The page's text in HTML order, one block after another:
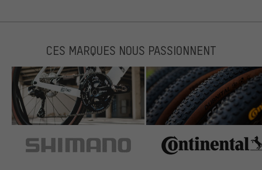
CES MARQUES NOUS PASSIONNENT